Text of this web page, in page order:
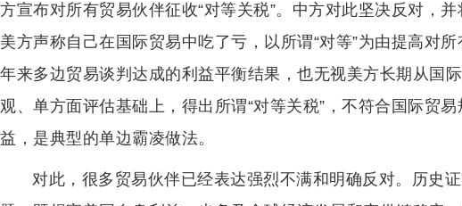
方宣布对所有贸易伙伴征收“对等关税”。中方对此坚决反对，
美方声称自己在国际贸易中吃了亏，以所谓“对等”为由提高对
年来多边贸易谈判达成的利益平衡结果，也无视美方长期从国
观、单方面评估基础上，得出所谓“对等关税”，不符合国际贸
益，是典型的单边霸凌做法。
对此，很多贸易伙伴已经表达强烈不满和明确反对。历史